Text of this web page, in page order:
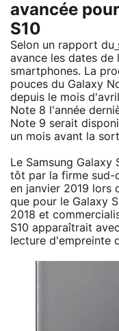
avancée
S10
Selon un rapport du
avance les dates de
smartphones. La
pouces du Galaxy
depuis le mois
Note 8 l'année
Note 9 serait
un mois avant la
Le Samsung
tôt par la firme sud-
en janvier 2019 lors
que pour le Galaxy
2018 et
S10 apparaîtrait
lecture d'empreinte